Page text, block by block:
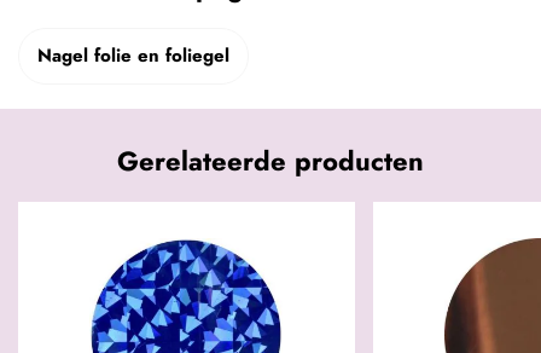
Nagel folie en foliegel
Gerelateerde producten